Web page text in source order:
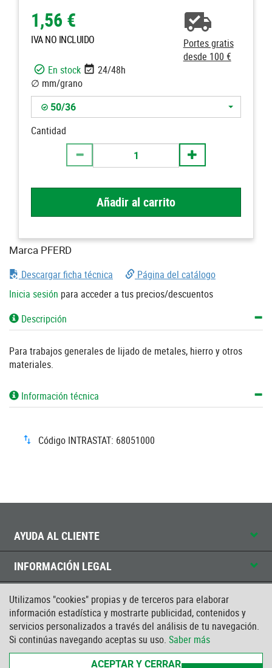
Utilizamos "cookies" propias y de terceros para elaborar
información estadística y mostrarte publicidad, contenidos y
servicios personalizados a través del análisis de tu navegación.
Si continúas navegando aceptas su uso. Saber más
ACEPTAR Y CERRAR
1,56 €
IVA NO INCLUIDO
Portes gratis
desde 100 €
En stock
24/48h
∅ mm/grano
50/36
Cantidad
Añadir al carrito
Marca PFERD
Descargar ficha técnica
Página del catálogo
Inicia sesión para acceder a tus precios/descuentos
Descripción
Para trabajos generales de lijado de metales, hierro y otros
materiales.
Información técnica
Código INTRASTAT: 68051000
AYUDA AL CLIENTE
INFORMACIÓN LEGAL
CONTACTO
CERTIFICADO ISO